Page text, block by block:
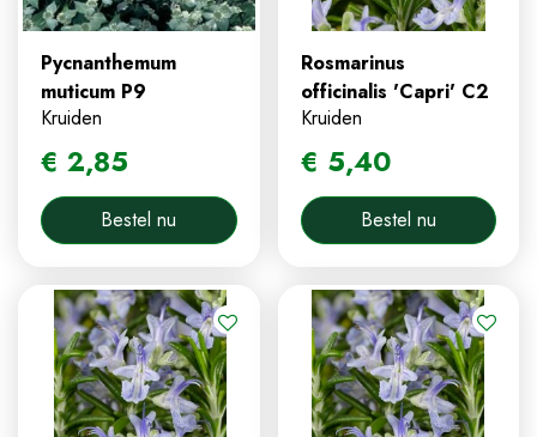
Pycnanthemum
muticum P9
Kruiden
€ 2,85
Bestel nu
Rosmarinus
officinalis 'Capri' C2
Kruiden
€ 5,40
Bestel nu